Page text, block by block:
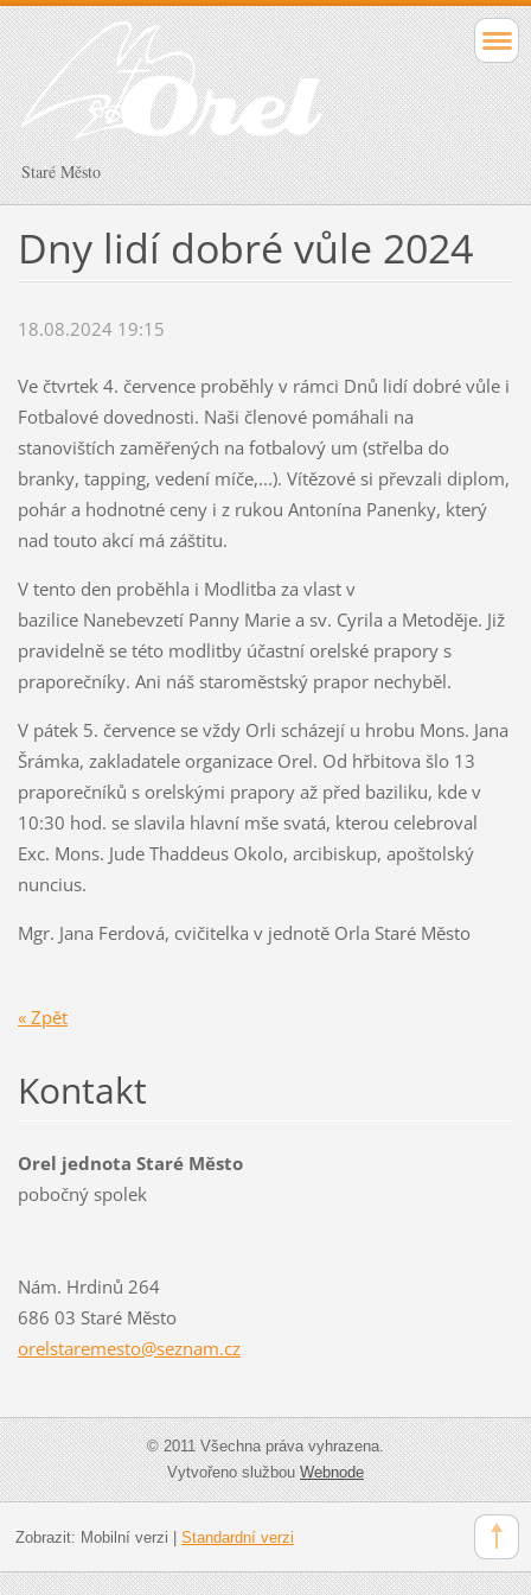
Staré Město
Dny lidí dobré vůle 2024
18.08.2024 19:15
Ve čtvrtek 4. července proběhly v rámci Dnů lidí dobré vůle i
Fotbalové dovednosti. Naši členové pomáhali na
stanovištích zaměřených na fotbalový um (střelba do
branky, tapping, vedení míče,...). Vítězové si převzali diplom,
pohár a hodnotné ceny i z rukou Antonína Panenky, který
nad touto akcí má záštitu.
V tento den proběhla i Modlitba za vlast v
bazilice Nanebevzetí Panny Marie a sv. Cyrila a Metoděje. Již
pravidelně se této modlitby účastní orelské prapory s
praporečníky. Ani náš staroměstský prapor nechyběl.
V pátek 5. července se vždy Orli scházejí u hrobu Mons. Jana
Šrámka, zakladatele organizace Orel. Od hřbitova šlo 13
praporečníků s orelskými prapory až před baziliku, kde v
10:30 hod. se slavila hlavní mše svatá, kterou celebroval
Exc. Mons. Jude Thaddeus Okolo, arcibiskup, apoštolský
nuncius.
Mgr. Jana Ferdová, cvičitelka v jednotě Orla Staré Město
« Zpět
Kontakt
Orel jednota Staré Město
pobočný spolek
Nám. Hrdinů 264
686 03 Staré Město
orelstaremesto@seznam.cz
© 2011 Všechna práva vyhrazena.
Vytvořeno službouWebnode
Zobrazit: Mobilní verzi Standardní verzi